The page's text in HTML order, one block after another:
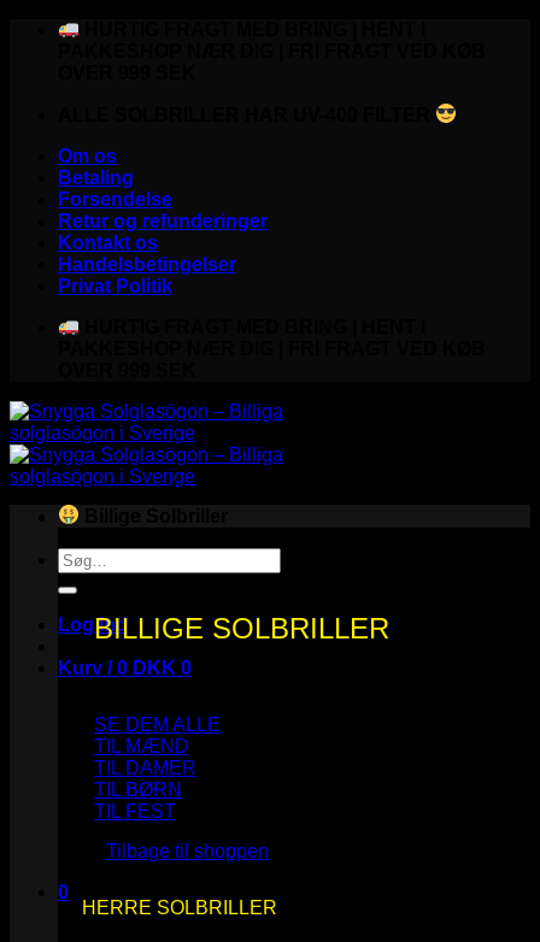
Fortsæt
Om os
Betaling
Forsendelse
Retur og refunderinger
Kontakt os
Handelsbetingelser
Privat Politik
Søg
efter:
Log ind
Kurv /0 DKK 0
Ingen varer i kurven.
Tilbage til shoppen
0
Kurv
BILLIGE SOLBRILLER
SE DEM ALLE
TIL MÆND
TIL DAMER
TIL BØRN
TIL FEST
HERRE SOLBRILLER